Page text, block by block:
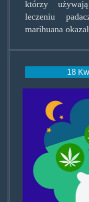
którzy
leczeniu
marihuana
18